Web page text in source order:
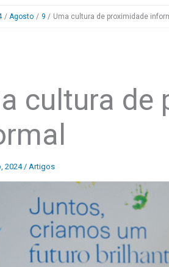
Agosto 9 Uma cultura de proximidade
cultura de
2024/ Artigos